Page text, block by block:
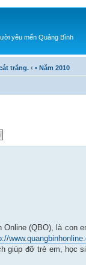
yêu mến Quảng Bình
trắng. ‹ • Năm 2010
(QBO), là
giúp đỡ trẻ em, học